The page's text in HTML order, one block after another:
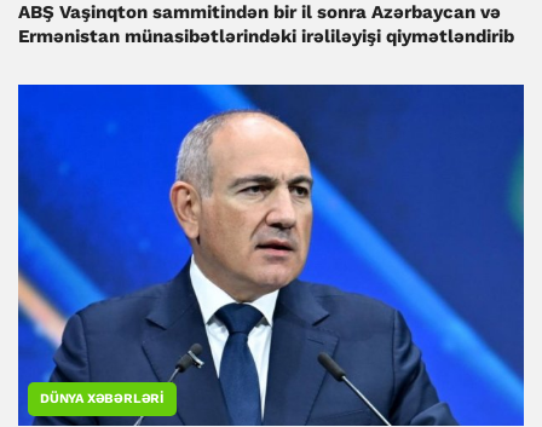
ABŞ Vaşinqton sammitindən bir il sonra Azərbaycan və
Ermənistan münasibətlərindəki irəliləyişi qiymətləndirib
DÜNYA XƏBƏRLƏRI